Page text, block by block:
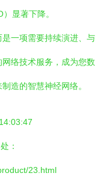
显著下降。
一项需要持续演进、与
络技术服务，成为您数
造的智慧神经网络。
：
23.html